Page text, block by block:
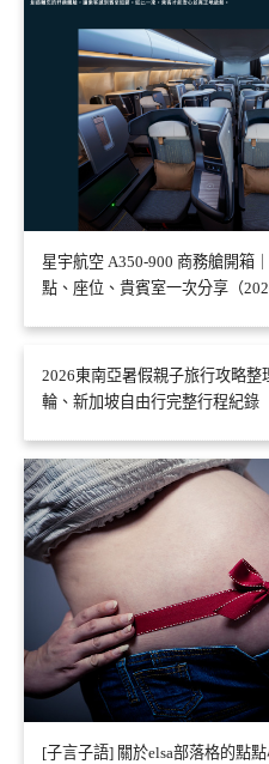
星宇航空 A350-900 商務艙開箱
點、座位、貴賓室一次分享（
2026東南亞暑假親子旅行攻略
輪、新加坡自由行完整行程紀錄
[子言子語] 關於elsa部落格的點